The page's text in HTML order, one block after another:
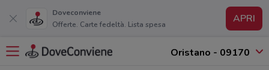
Doveconviene
Offerte. Carte fedeltà. Lista spesa
APRI
Oristano - 09170